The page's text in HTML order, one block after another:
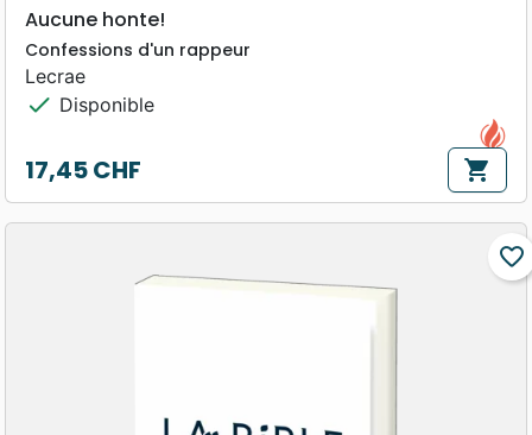
Aucune honte!
Confessions d'un rappeur
Lecrae
check Disponible
Prix
17,45 CHF shopping_cart
favorite_border